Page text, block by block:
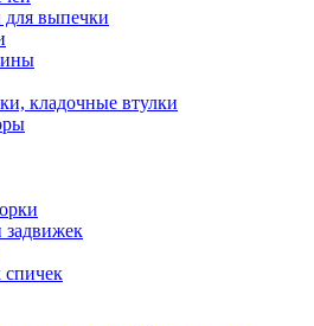
для выпечки
кладочные втулки
задвижек